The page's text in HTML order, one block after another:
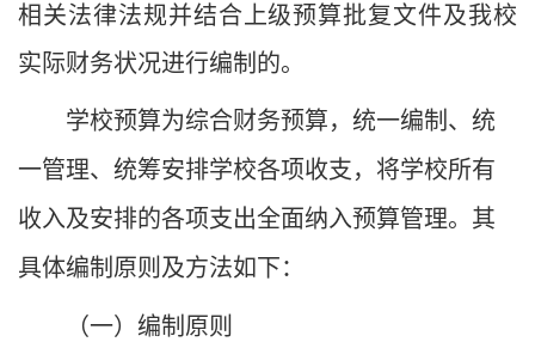
相关法律法规并结合上级预算批复文件及我校
实际财务状况进行编制的。
学校预算为综合财务预算，统一编制、统
一管理、统筹安排学校各项收支，将学校所有
收入及安排的各项支出全面纳入预算管理。其
具体编制原则及方法如下：
（一）编制原则